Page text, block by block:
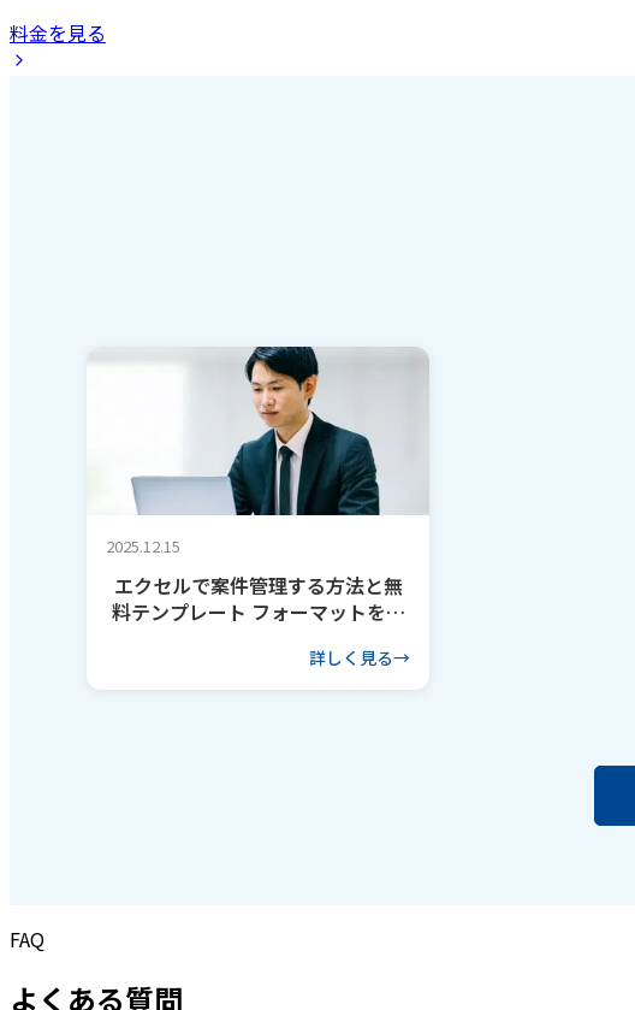
料金を見る
2025.12.15
エクセルで案件管理する方法と無
料テンプレート フォーマットを作
詳しく見る
FAQ
よくある質問